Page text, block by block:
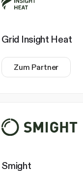
Grid Insight Heat
Zum Partner
Smight